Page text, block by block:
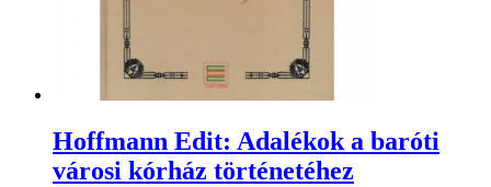
Hoffmann Edit: Adalékok a baróti
városi kórház történetéhez